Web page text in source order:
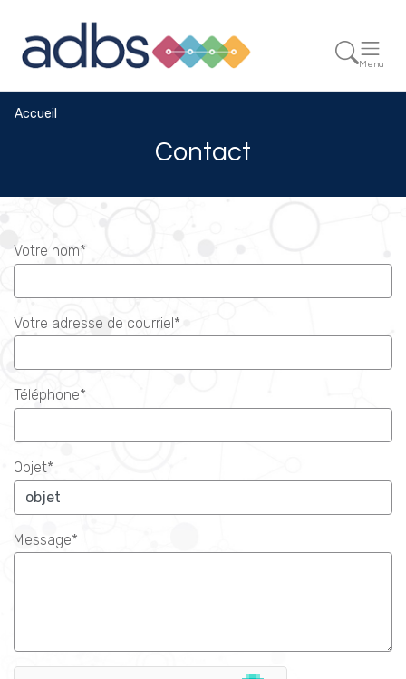
Menu
Accueil
Contact
Votre nom*
Votre adresse de courriel*
Téléphone*
Objet*
Message*